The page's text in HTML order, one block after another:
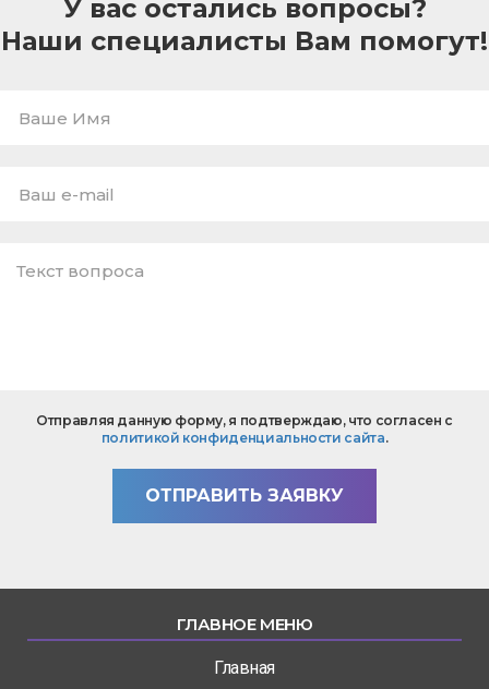
У вас остались вопросы?
Наши специалисты Вам помогут!
Имя
mail
вопроса
Отправляя данную форму, я подтверждаю, что согласен с
политикой конфиденциальности сайта.
ОТПРАВИТЬ ЗАЯВКУ
ГЛАВНОЕ МЕНЮ
Главная